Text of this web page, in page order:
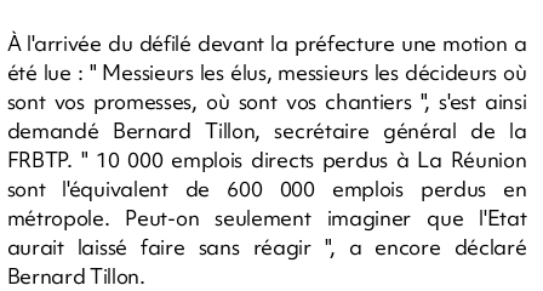
À l'arrivée du défilé devant la préfecture une motion a
été lue : " Messieurs les élus, messieurs les décideurs où
sont vos promesses, où sont vos chantiers ", s'est ainsi
demandé Bernard Tillon, secrétaire général de la
FRBTP. " 10 000 emplois directs perdus à La Réunion
sont l'équivalent de 600 000 emplois perdus en
métropole. Peut-on seulement imaginer que l'Etat
aurait laissé faire sans réagir ", a encore déclaré
Bernard Tillon.